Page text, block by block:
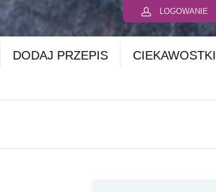
LOGOWANIE
DODAJ PRZEPIS
CIEKAWOSTKI